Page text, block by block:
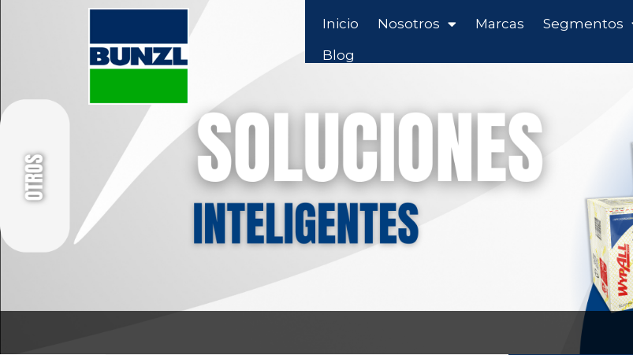
Inicio Nosotros Marcas Segmentos
Blog